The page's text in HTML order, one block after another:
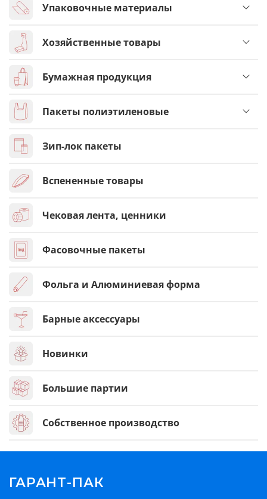
Упаковочные материалы
Хозяйственные товары
Бумажная продукция
Пакеты полиэтиленовые
Зип-лок пакеты
Вспененные товары
Чековая лента, ценники
Фасовочные пакеты
Фольга и Алюминиевая форма
Барные аксессуары
Новинки
Большие партии
Собственное производство
ГАРАНТ-ПАК